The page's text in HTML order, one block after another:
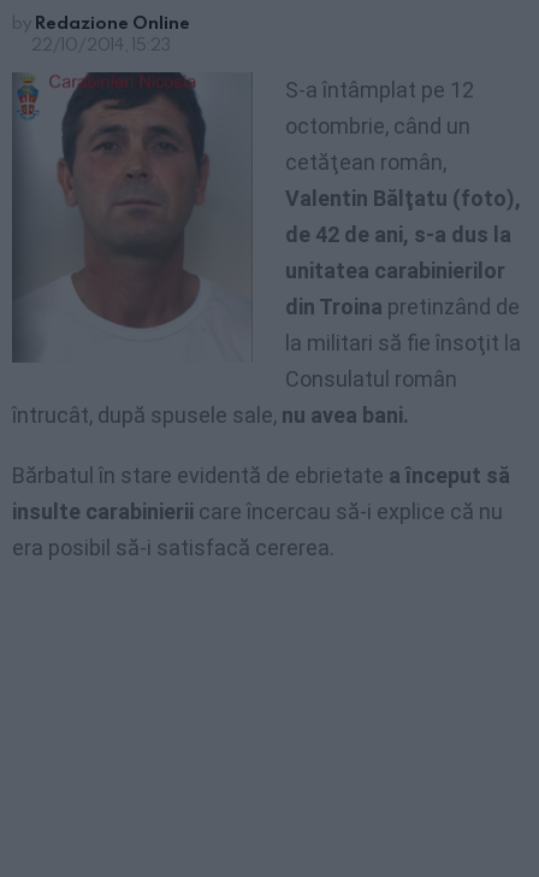
by Redazione Online
22/10/2014, 15:23
S-a întâmplat pe 12
octombrie, când un
cetăţean român,
Valentin Bălţatu (foto),
de 42 de ani, s-a dus la
unitatea carabinierilor
din Troina pretinzând de
la militari să fie însoţit la
Consulatul român
întrucât, după spusele sale, nu avea bani.
Bărbatul în stare evidentă de ebrietate a început să
insulte carabinierii care încercau să-i explice că nu
era posibil să-i satisfacă cererea.